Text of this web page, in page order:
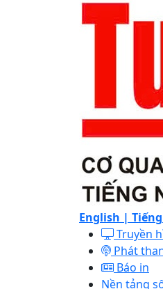
English |
Truyền
Phát
Báo in
Nền tảng